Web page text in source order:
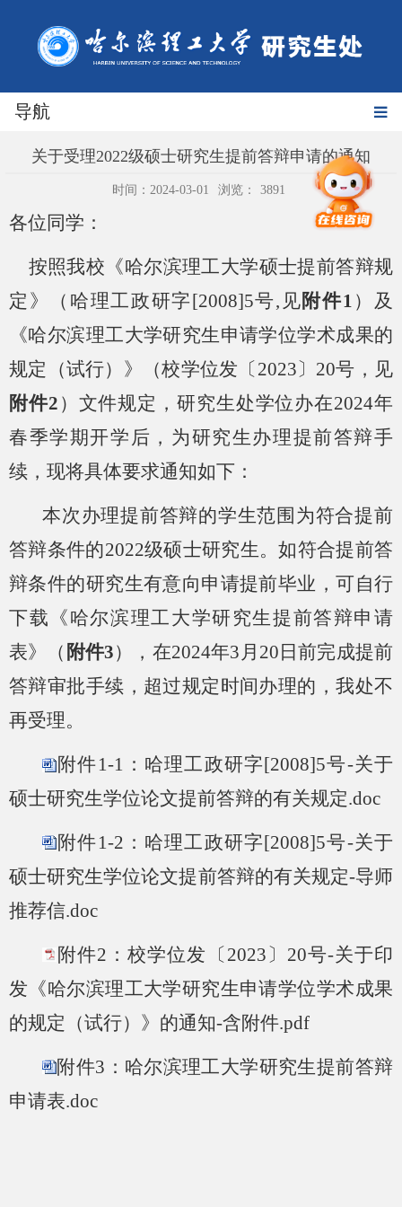
导航
关于受理2022级硕士研究生提前答辩申请的通知
时间：2024-03-01 浏览： 3891
各位同学：
按照我校《哈尔滨理工大学硕士提前答辩规
定》（哈理工政研字[2008]5号,见附件1 ）及
《哈尔滨理工大学研究生申请学位学术成果的
规定（试行）》（校学位发〔 2023〕20号，见
附件2 ）文件规定，研究生处学位办在2024年
春季学期开学后，为研究生办理提前答辩手
续，现将具体要求通知如下：
本次办理提前答辩的学生范围为符合提前
答辩条件的2022级硕士研究生。如符合提前答
辩条件的研究生有意向申请提前毕业，可自行
下载《哈尔滨理工大学研究生提前答辩申请
表》（ 附件3），在2024年3月20日前完成提前
答辩审批手续，超过规定时间办理的，我处不
再受理。
附件1-1：哈理工政研字[2008]5号-关于
硕士研究生学位论文提前答辩的有关规定.doc
附件1-2：哈理工政研字[2008]5号-关于
硕士研究生学位论文提前答辩的有关规定-导师
推荐信.doc
附件2：校学位发〔2023〕20号-关于印
发《哈尔滨理工大学研究生申请学位学术成果
的规定（试行）》的通知-含附件.pdf
附件3：哈尔滨理工大学研究生提前答辩
申请表.doc